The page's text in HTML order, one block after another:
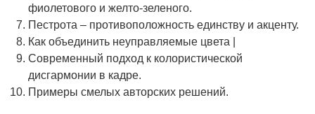
фиолетового и желто-зеленого.
Пестрота – противоположность единству и акценту.
Как объединить неуправляемые цвета |
Современный подход к колористической
дисгармонии в кадре.
Примеры смелых авторских решений.